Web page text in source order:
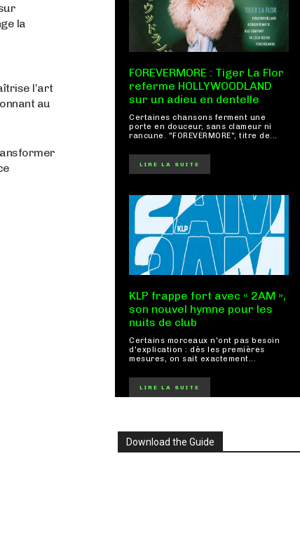
la
l’art
au
FOREVERMORE : Tiger La Flor
referme HOLLYWOODLAND
sur un adieu en dentelle
Certaines chansons ferment une
porte en douceur, sans clameur ni
rancune. "FOREVERMORE", titre de...
LIRE LA SUITE
KLP frappe fort avec « 2AM »,
son nouvel hymne pour les
nuits de club
Certains morceaux n'ont pas besoin
d'explication : dès les premières
mesures, on sait exactement...
LIRE LA SUITE
Download the Guide